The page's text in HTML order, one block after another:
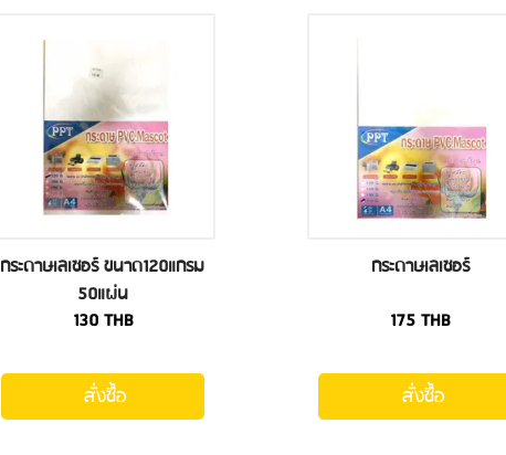
กระดาษเลเซอร์ ขนาด120แกรม
50แผ่น
130THB
สั่งซื้อ
กระดาษเลเซอร์
175THB
สั่งซื้อ